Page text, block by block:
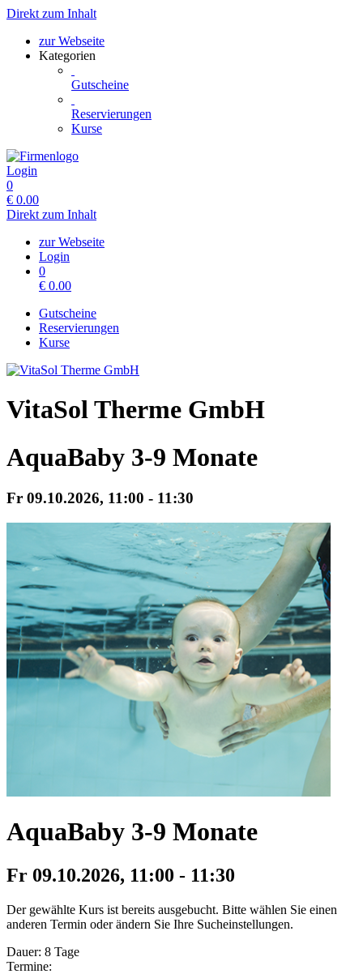
Direkt zum Inhalt
zur Webseite
Kategorien
Gutscheine
Reservierungen
Kurse
Login
0
€ 0.00
Direkt zum Inhalt
zur Webseite
Login
0
€ 0.00
Gutscheine
Reservierungen
Kurse
VitaSol Therme GmbH
AquaBaby 3-9 Monate
Fr 09.10.2026, 11:00 - 11:30
AquaBaby 3-9 Monate
Fr 09.10.2026, 11:00 - 11:30
Der gewählte Kurs ist bereits ausgebucht. Bitte wählen Sie einen
anderen Termin oder ändern Sie Ihre Sucheinstellungen.
Dauer: 8 Tage
Termine: